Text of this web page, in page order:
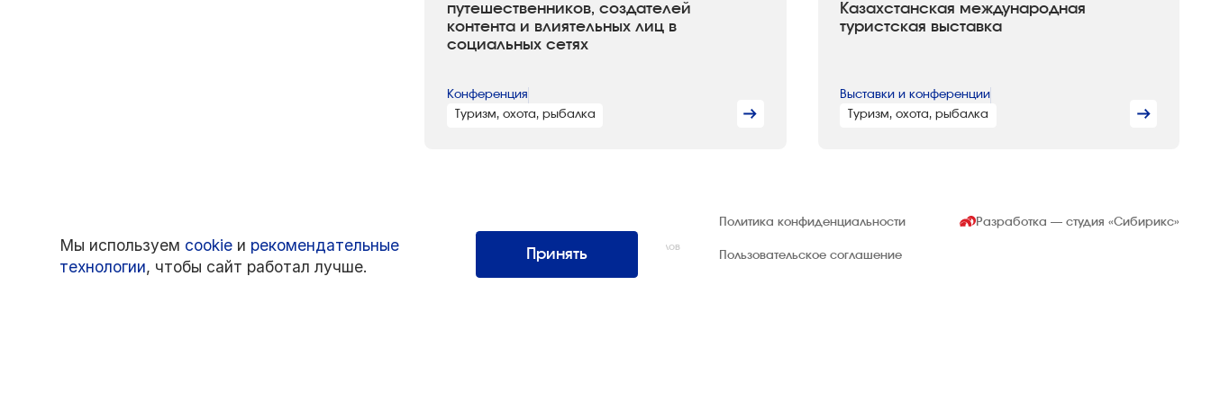
путешественников, создателей
контента и влиятельных лиц в
социальных сетях
Конференция
Туризм, охота, рыбалка
Казахстанская международная
туристская выставка
Выставки и конференции
Туризм, охота, рыбалка
Интернэшнл»
Все права защищены. Использование материалов
возможно только со ссылкой на источник.
Политика конфиденциальности
Пользовательское соглашение
Разработка — студия«Сибирикс»
Мы используем cookie и рекомендательные
технологии, чтобы сайт работал лучше.
Принять